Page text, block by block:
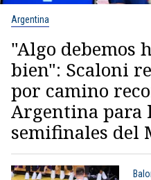
Argentina
"Algo debemos
bien": Scaloni
por camino
Argentina para
semifinales del